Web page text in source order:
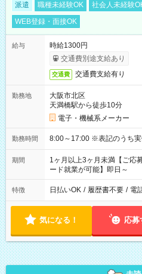
派遣 職種未経験OK 社会人未経験
WEB登録・面接OK
給与
時給1300円
交通費別途支給あり
交通費 交通費支給有り
勤務地
大阪市北区
天満橋駅から徒歩10分
電子・機械系メーカー
勤務時間 8:00～17:00 ※表記の
期間
1ヶ月以上3ヶ月未満【ご応
ード就業が可能】即日～
特徴 日払いOK / 履歴書不要 / 電
気になる！ 応募